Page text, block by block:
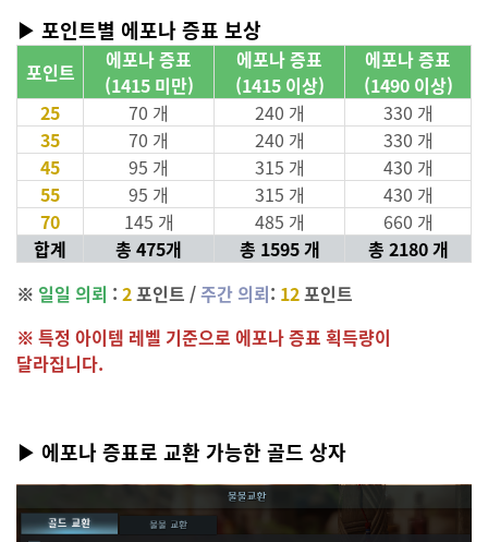
▶ 포인트별 에포나 증표 보상
포인트
에포나 증표
(1415 미만)
에포나 증표
(1415 이상)
에포나 증표
(1490 이상)
25
70 개 240 개
330 개
35
70 개 240 개
330 개
45
95 개 315 개
430 개
55
95 개 315 개
430 개
70
145 개 485 개
660 개
합계
총 475개 총 1595 개
총 2180 개
※ 일일 의뢰 : 2포인트 /주간 의뢰: 12포인트
※ 특정 아이템 레벨 기준으로 에포나 증표 획득량이
달라집니다.
▶ 에포나 증표로 교환 가능한 골드 상자